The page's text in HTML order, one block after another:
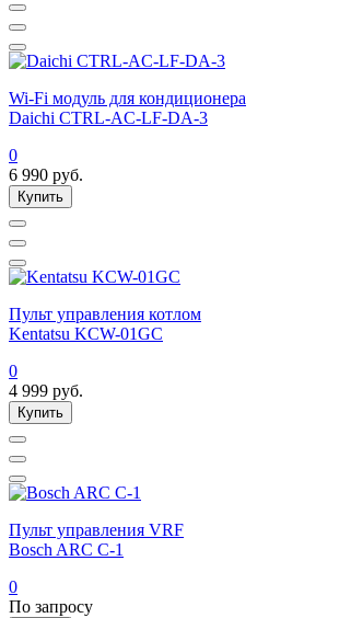
Wi-Fi модуль для кондиционера
Daichi CTRL-AC-LF-DA-3
0
6 990 руб.
Купить
Пульт управления котлом
Kentatsu KCW-01GC
0
4 999 руб.
Купить
Пульт управления VRF
Bosch ARC C-1
0
По запросу